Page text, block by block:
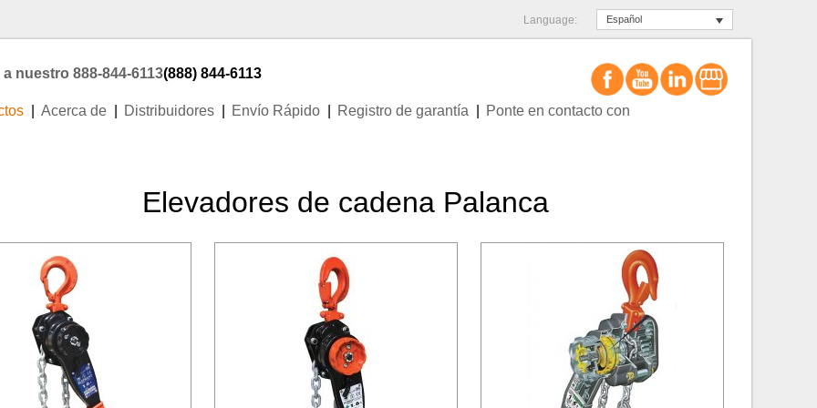
Language: Español
a nuestro 888-844-6113(888) 844-6113
Acerca de Distribuidores Envío Rápido Registro de garantía Ponte en contacto con
Elevadores de cadena Palanca